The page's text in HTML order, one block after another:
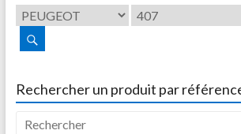
Rechercher un produit par